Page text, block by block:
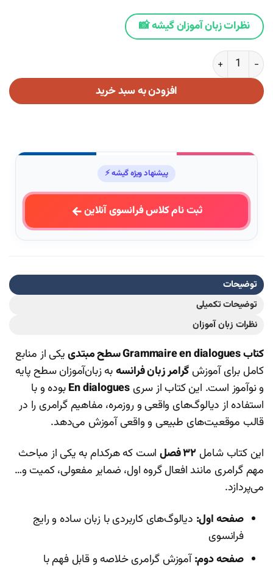
نظرات زبان آموزان گیشه 📸
کتاب Grammaire en dialogues سطح مبتدی | آموزش گرامر زبان فرانسه عدد
افزودن به سبد خرید
پیشنهاد ویژه گیشه ⚡
ثبت نام کلاس فرانسوی آنلاین
توضیحات
توضیحات تکمیلی
نظرات زبان آموزان
کتاب Grammaire en dialogues سطح مبتدی
یکی از منابع
کامل برای آموزشگرامر زبان فرانسهبه زبان‌آموزان سطح پایه
و نوآموز است. این کتاب از سریEn dialoguesبوده و با
استفاده از دیالوگ‌های واقعی و روزمره، مفاهیم گرامری را در
قالب موقعیت‌های طبیعی و واقعی آموزش می‌دهد.
این کتاب شامل ۳۲ فصل
است که هرکدام به یکی از مباحث
مهم گرامری مانند افعال گروه اول، ضمایر مفعولی، کمیت و…
می‌پردازد.
صفحه اول: دیالوگ‌های کاربردی با زبان ساده و رایج
فرانسوی
صفحه دوم:آموزش گرامری خلاصه و قابل فهم با